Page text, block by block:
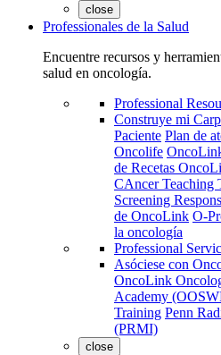
close
Professionales de la Salud
Encuentre recursos y
salud en oncología.
Professional
Construye mi
Paciente Plan de
Oncolife
de Recetas
CAncer Teaching
Screening
de OncoLink O-
la oncología
Professional
Asóciese con
OncoLink
Academy
Training Penn
(PRMI)
close